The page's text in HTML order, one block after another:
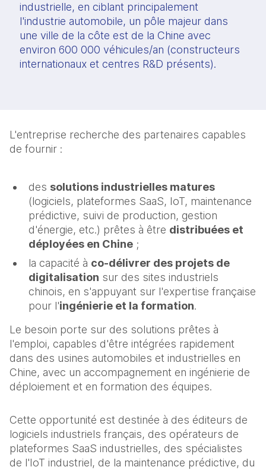
industrielle, en ciblant principalement
l'industrie automobile, un pôle majeur dans
une ville de la côte est de la Chine avec
environ 600 000 véhicules/an (constructeurs
internationaux et centres R&D présents).
L'entreprise recherche des partenaires capables
de fournir :
des solutions industrielles matures
(logiciels, plateformes SaaS, IoT, maintenance
prédictive, suivi de production, gestion
d'énergie, etc.) prêtes à être distribuées et
déployées en Chine ;
la capacité à co-délivrer des projets de
digitalisation sur des sites industriels
chinois, en s'appuyant sur l'expertise française
pour l'ingénierie et la formation.
Le besoin porte sur des solutions prêtes à
l'emploi, capables d'être intégrées rapidement
dans des usines automobiles et industrielles en
Chine, avec un accompagnement en ingénierie de
déploiement et en formation des équipes.
Cette opportunité est destinée à des éditeurs de
logiciels industriels français, des opérateurs de
plateformes SaaS industrielles, des spécialistes
de l'IoT industriel, de la maintenance prédictive, du